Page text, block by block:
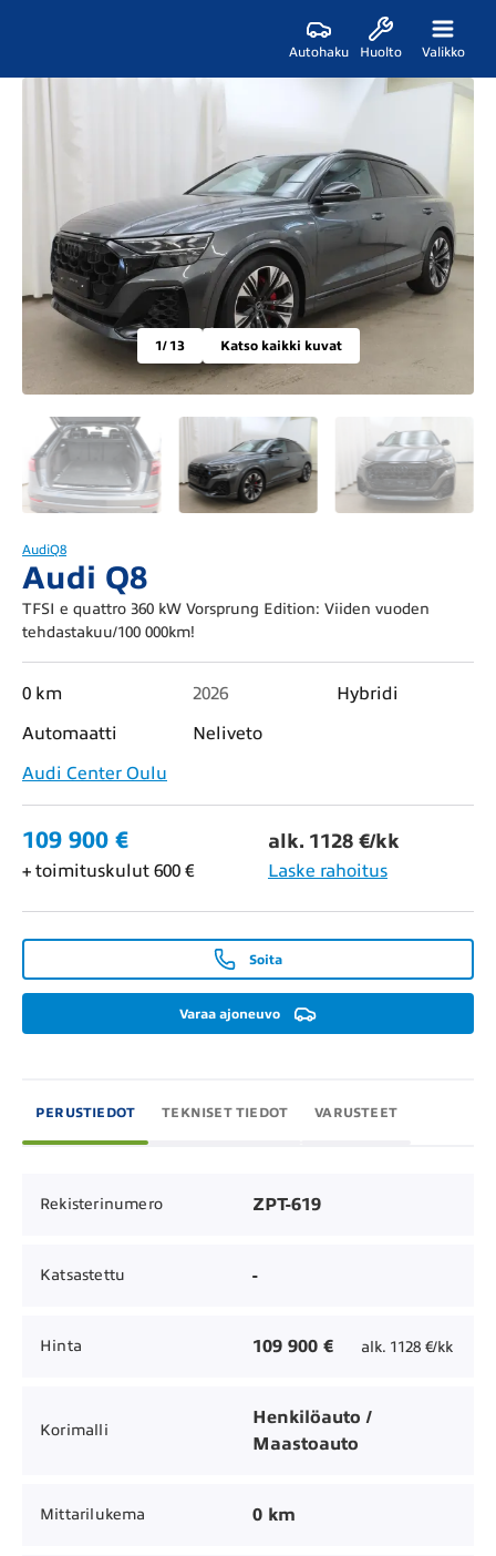
Autohaku Huolto Valikko
1/ 13 Katso kaikki kuvat
AudiQ8
Audi Q8
TFSI e quattro 360 kW Vorsprung Edition: Viiden vuoden
tehdastakuu/100 000km!
0 km 2026
Hybridi
Automaatti
Neliveto
Audi Center Oulu
109 900 € alk. 1128 €/kk
+ toimituskulut 600 € Laske rahoitus
Soita
Varaa ajoneuvo
PERUSTIEDOT TEKNISET TIEDOT VARUSTEET
Rekisterinumero ZPT-619
Katsastettu -
Hinta 109 900 € alk. 1128 €/kk
Korimalli
Henkilöauto /
Maastoauto
Mittarilukema 0 km